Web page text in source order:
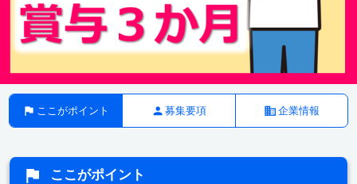
ここがポイント 募集要項 企業情報
ここがポイント